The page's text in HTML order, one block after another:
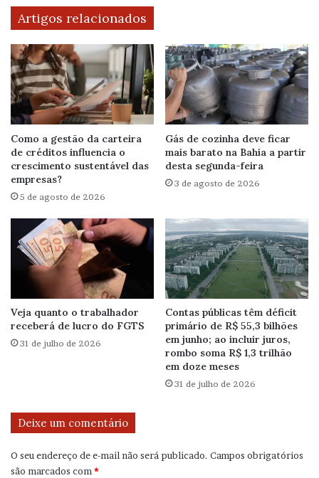
Artigos relacionados
Como a gestão da carteira
de créditos influencia o
crescimento sustentável das
empresas?
5 de agosto de 2026
Gás de cozinha deve ficar
mais barato na Bahia a partir
desta segunda-feira
3 de agosto de 2026
Veja quanto o trabalhador
receberá de lucro do FGTS
31 de julho de 2026
Contas públicas têm déficit
primário de R$ 55,3 bilhões
em junho; ao incluir juros,
rombo soma R$ 1,3 trilhão
em doze meses
31 de julho de 2026
Deixe um comentário
O seu endereço de e-mail não será publicado. Campos obrigatórios
são marcados com*